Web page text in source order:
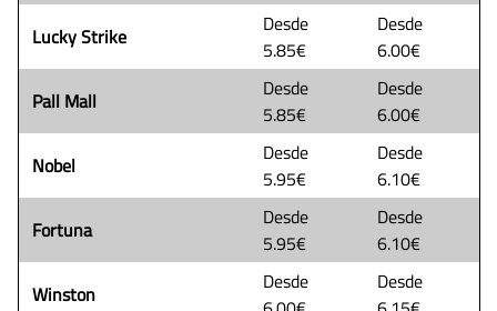
Lucky Strike
Desde
5.85€
Desde
6.00€
Pall Mall
Desde
5.85€
Desde
6.00€
Nobel
Desde
5.95€
Desde
6.10€
Fortuna
Desde
5.95€
Desde
6.10€
Winston
Desde
Desde